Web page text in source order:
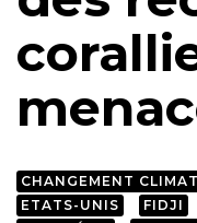
CHANGEMENT
ETATS-UNIS
FIDJI